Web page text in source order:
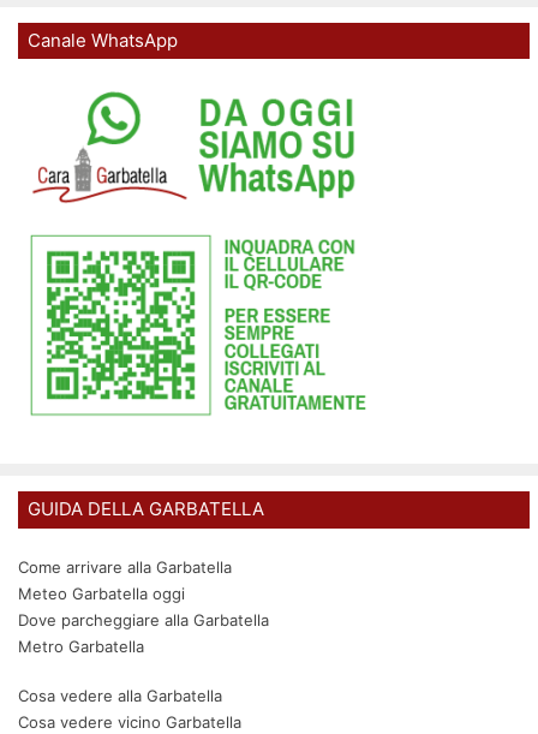
Canale WhatsApp
GUIDA DELLA GARBATELLA
Come arrivare alla Garbatella
Meteo Garbatella oggi
Dove parcheggiare alla Garbatella
Metro Garbatella
Cosa vedere alla Garbatella
Cosa vedere vicino Garbatella